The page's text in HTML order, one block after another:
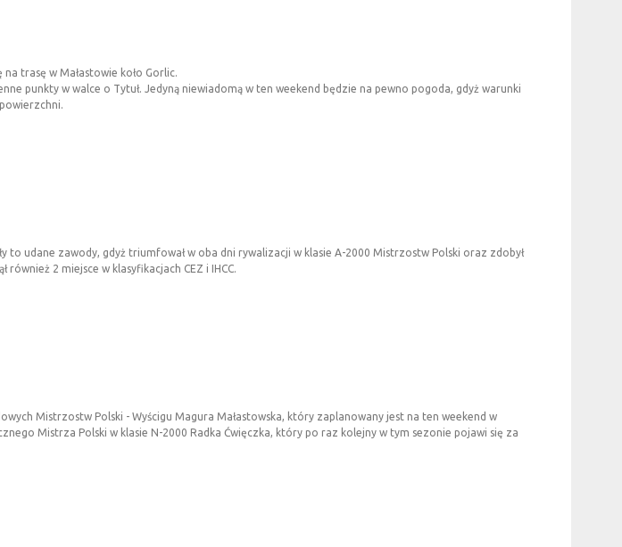
trasę w Małastowie koło Gorlic.
punkty w walce o Tytuł. Jedyną niewiadomą w ten weekend będzie na pewno pogoda, gdyż warunki
to udane zawody, gdyż triumfował w oba dni rywalizacji w klasie A-2000 Mistrzostw Polski oraz zdobył
2 miejsce w klasyfikacjach CEZ i IHCC.
Mistrzostw Polski - Wyścigu Magura Małastowska, który zaplanowany jest na ten weekend w
Mistrza Polski w klasie N-2000 Radka Ćwięczka, który po raz kolejny w tym sezonie pojawi się za